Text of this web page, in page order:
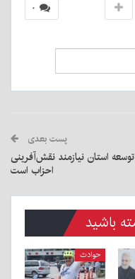
۰
پست بعدی
توسعه استان نیازمند نقش‌آفرینی
احزاب است
باشید
حوادث